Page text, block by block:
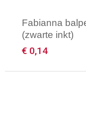
Fabianna
(zwarte inkt)
€ 0,14
Minimale